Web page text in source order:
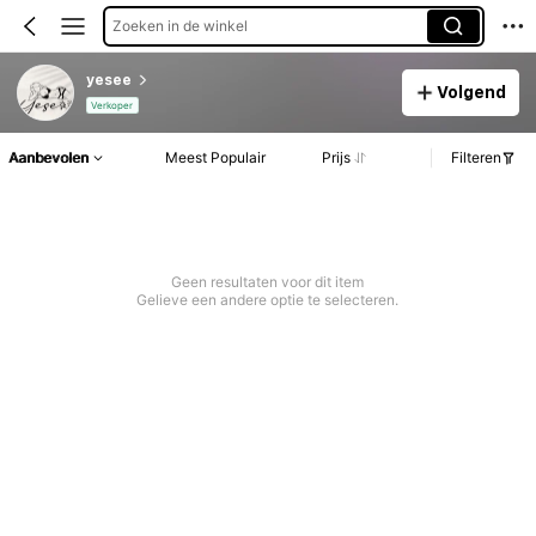
Zoeken in de winkel
yesee
Verkoper
Volgend
Aanbevolen Meest Populair Prijs Filteren
Geen resultaten voor dit item
Gelieve een andere optie te selecteren.